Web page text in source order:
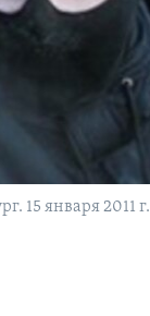
15 января 2011 г.